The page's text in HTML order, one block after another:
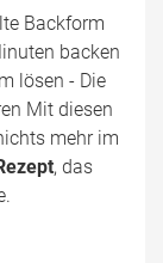
Backform
backen
lösen - Die
Mit diesen
mehr im
, das